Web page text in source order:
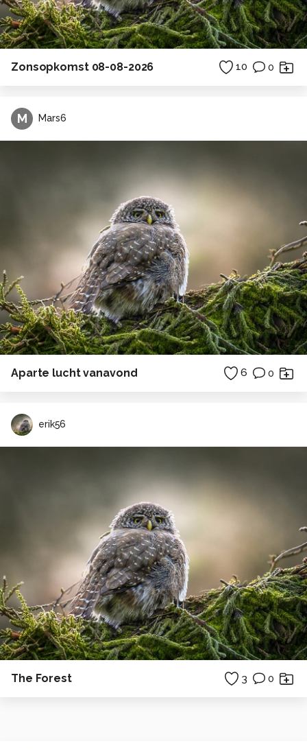
Zonsopkomst 08-08-2026 10 0
M Mars6
Aparte lucht vanavond 6 0
erik56
The Forest 3 0